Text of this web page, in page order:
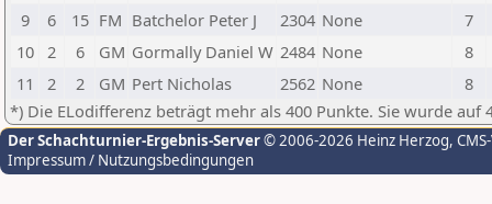
9
6 15 FM Batchelor Peter J 2304 None
7
10
2 6 GM Gormally Daniel W 2484 None
8
11
2 2 GM Pert Nicholas 2562 None
8
*) Die ELodifferenz beträgt mehr als 400 Punkte. Sie wurde auf
Der Schachturnier-Ergebnis-Server© 2006-2026 Heinz Herzog,
Impressum / Nutzungsbedingungen